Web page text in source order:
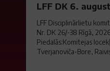
LFF DK 6.
LFF Disciplinārlietu
Nr. DK 26/-38 Rīgā,
Piedalās:Komitejas
Tverjanoviča-Bore,